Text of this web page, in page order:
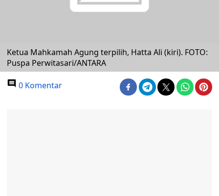
Ketua Mahkamah Agung terpilih, Hatta Ali (kiri). FOTO:
Puspa Perwitasari/ANTARA
0 Komentar